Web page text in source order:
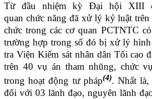
Từ đầu nhiệm kỳ Đại hội XIII
quan chức năng đã xử lý kỷ luật
chức trong các cơ quan PCTNTC
trường hợp trong số đó bị xử lý hình
tra Viện Kiểm sát nhân dân Tối cao
trên 40 vụ án tham nhũng, chức
trong hoạt động tư pháp(4). Nhất
đối với 03 lãnh đạo, nguyên lãnh